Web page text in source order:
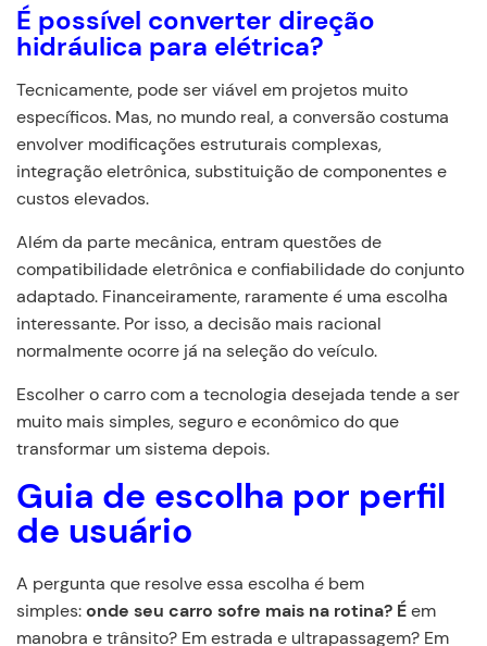
É possível converter direção
hidráulica para elétrica?
Tecnicamente, pode ser viável em projetos muito
específicos. Mas, no mundo real, a conversão costuma
envolver modificações estruturais complexas,
integração eletrônica, substituição de componentes e
custos elevados.
Além da parte mecânica, entram questões de
compatibilidade eletrônica e confiabilidade do conjunto
adaptado. Financeiramente, raramente é uma escolha
interessante. Por isso, a decisão mais racional
normalmente ocorre já na seleção do veículo.
Escolher o carro com a tecnologia desejada tende a ser
muito mais simples, seguro e econômico do que
transformar um sistema depois.
Guia de escolha por perfil
de usuário
A pergunta que resolve essa escolha é bem
simples:onde seu carro sofre mais na rotina? Éem
manobra e trânsito? Em estrada e ultrapassagem? Em